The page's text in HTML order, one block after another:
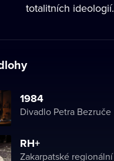
totalitních ideologií.
1984
Divadlo Petra Bezruče
RH+